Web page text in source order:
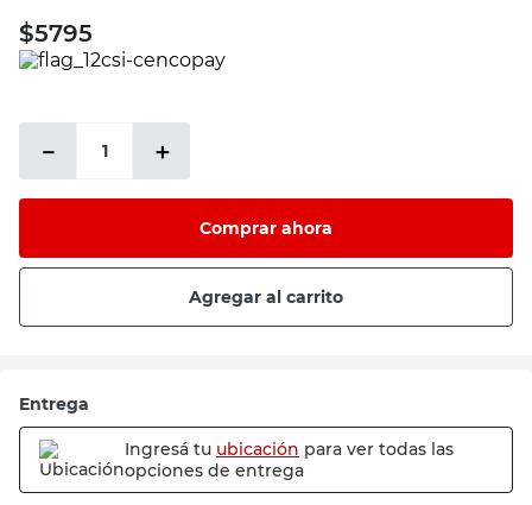
$5795
＋
－
Comprar ahora
Agregar al carrito
Entrega
Ingresá tu ubicación para ver todas las
opciones de entrega